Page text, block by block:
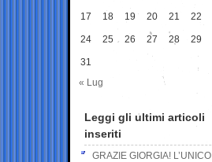
17 18 19 20 21 22
24 25 26 27 28 29
31
« Lug
Leggi gli ultimi articoli
inseriti
GRAZIE GIORGIA! L’UNICO